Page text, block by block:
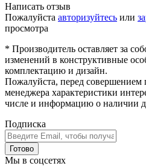
Написать отзыв
Пожалуйста авторизуйтесь или
просмотра
* Производитель оставляет за
изменений в конструктивные
комплектацию и дизайн.
Пожалуйста, перед совершением
менеджера характеристики
числе и информацию о наличии
Подписка
Готово
Мы в соцсетях